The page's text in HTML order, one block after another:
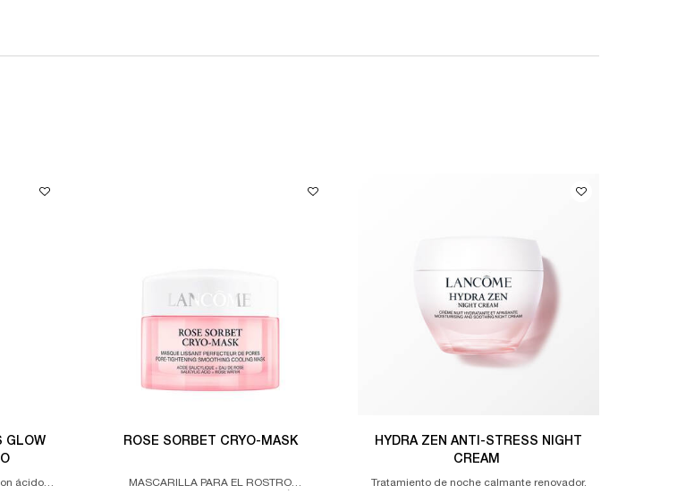
GLOW
ácido
ROSE SORBET CRYO-MASK
MASCARILLA PARA EL ROSTRO
HYDRA ZEN ANTI-STRESS NIGHT
CREAM
Tratamiento de noche calmante renovador.